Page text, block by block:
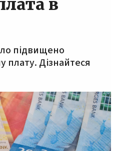
в
підвищено
плату. Дізнайтеся